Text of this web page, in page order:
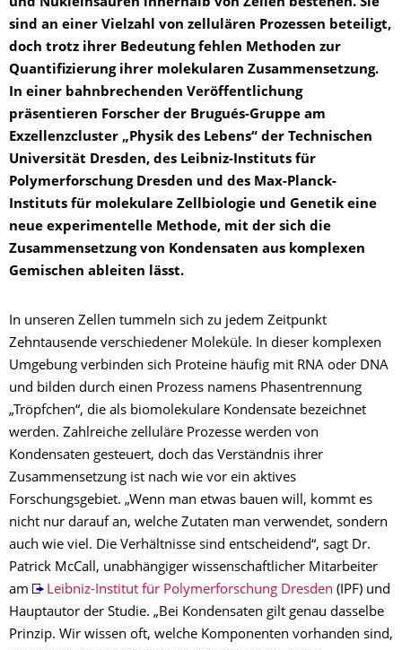
und Nukleinsäuren innerhalb von Zellen bestehen. Sie
sind an einer Vielzahl von zellulären Prozessen beteiligt,
doch trotz ihrer Bedeutung fehlen Methoden zur
Quantifizierung ihrer molekularen Zusammensetzung.
In einer bahnbrechenden Veröffentlichung
präsentieren Forscher der Brugués-Gruppe am
Exzellenzcluster „Physik des Lebens“ der Technischen
Universität Dresden, des Leibniz-Instituts für
Polymerforschung Dresden und des Max-Planck-
Instituts für molekulare Zellbiologie und Genetik eine
neue experimentelle Methode, mit der sich die
Zusammensetzung von Kondensaten aus komplexen
Gemischen ableiten lässt.
In unseren Zellen tummeln sich zu jedem Zeitpunkt
Zehntausende verschiedener Moleküle. In dieser komplexen
Umgebung verbinden sich Proteine häufig mit RNA oder DNA
und bilden durch einen Prozess namens Phasentrennung
„Tröpfchen“, die als biomolekulare Kondensate bezeichnet
werden. Zahlreiche zelluläre Prozesse werden von
Kondensaten gesteuert, doch das Verständnis ihrer
Zusammensetzung ist nach wie vor ein aktives
Forschungsgebiet. „Wenn man etwas bauen will, kommt es
nicht nur darauf an, welche Zutaten man verwendet, sondern
auch wie viel. Die Verhältnisse sind entscheidend“, sagt Dr.
Patrick McCall, unabhängiger wissenschaftlicher Mitarbeiter
am
Leibniz-Institut für Polymerforschung Dresden (IPF) und
Hauptautor der Studie. „Bei Kondensaten gilt genau dasselbe
Prinzip. Wir wissen oft, welche Komponenten vorhanden sind,